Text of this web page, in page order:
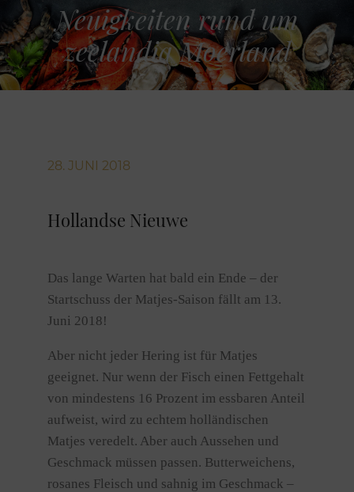
Neuigkeiten rund um
zeelandia Moerland
28. JUNI 2018
Hollandse Nieuwe
Das lange Warten hat bald ein Ende – der
Startschuss der Matjes-Saison fällt am 13.
Juni 2018!
Aber nicht jeder Hering ist für Matjes
geeignet. Nur wenn der Fisch einen Fettgehalt
von mindestens 16 Prozent im essbaren Anteil
aufweist, wird zu echtem holländischen
Matjes veredelt. Aber auch Aussehen und
Geschmack müssen passen. Butterweichens,
rosanes Fleisch und sahnig im Geschmack –